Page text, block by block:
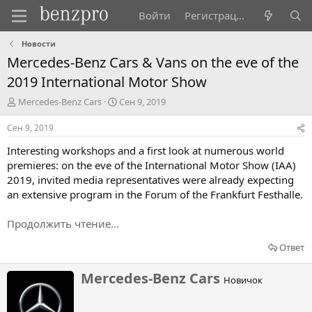
Войти Регистрация
Новости
Mercedes-Benz Cars & Vans on the eve of the
2019 International Motor Show
А
в
т
о
р
т
е
ы
Mercedes-Benz Cars
Д
а
а
н
а
ч
л
Сен 9, 2019
Сен 9, 2019
Interesting workshops and a first look at numerous world
premieres: on the eve of the International Motor Show (IAA)
2019, invited media representatives were already expecting
an extensive program in the Forum of the Frankfurt Festhalle.
Продолжить чтение...
Ответ
Н
аMercedes-Benz Cars Новичок